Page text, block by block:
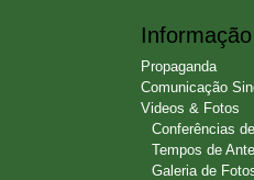
Informação
Propaganda
Comunicação
Videos & Fotos
Conferências
Tempos de
Galeria de